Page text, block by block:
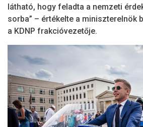
látható, hogy feladta a nemzeti
sorba” – értékelte a miniszterelnök
a KDNP frakcióvezetője.